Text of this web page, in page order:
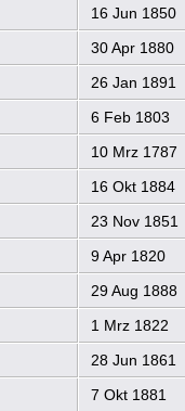
16 Jun 1850
30 Apr 1880
26 Jan 1891
6 Feb 1803
10 Mrz 1787
16 Okt 1884
23 Nov 1851
9 Apr 1820
29 Aug 1888
1 Mrz 1822
28 Jun 1861
7 Okt 1881